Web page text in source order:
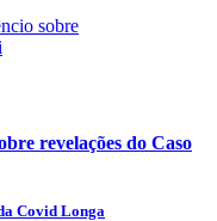
revelações do Caso
Covid Longa